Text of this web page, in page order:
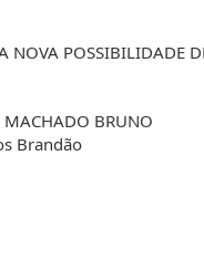
NOVA POSSIBILIDADE
BRUNO
Brandão